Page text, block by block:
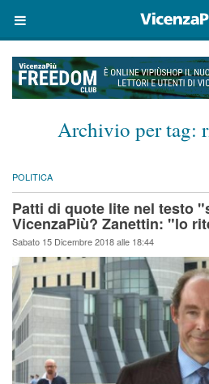
Archivio per tag:
POLITICA
Patti di quote lite nel testo
VicenzaPiù? Zanettin: "lo
Sabato 15 Dicembre 2018 alle 18:44